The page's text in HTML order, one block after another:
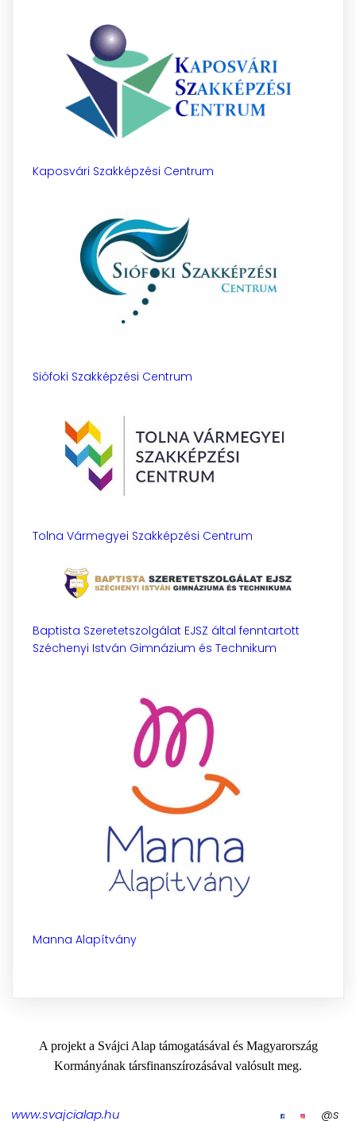
Kaposvári Szakképzési Centrum
Siófoki Szakképzési Centrum
Tolna Vármegyei Szakképzési Centrum
Baptista Szeretetszolgálat EJSZ által fenntartott
Széchenyi István Gimnázium és Technikum
Manna Alapítvány
A projekt a Svájci Alap támogatásával és Magyarország
Kormányának társfinanszírozásával valósult meg.
www.svajcialap.hu @s